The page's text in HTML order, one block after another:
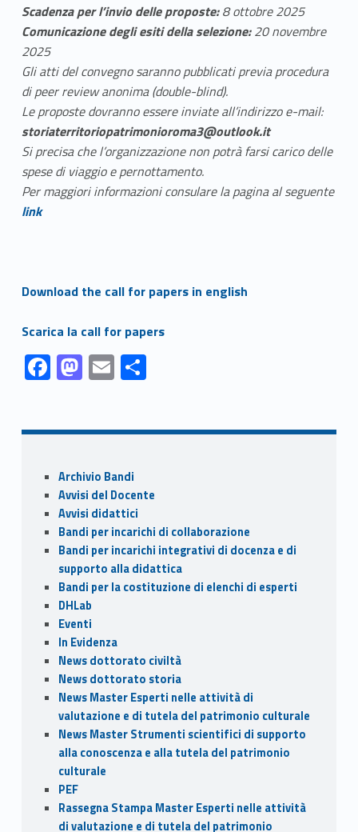
Scadenza per l’invio delle proposte:8 ottobre 2025
Comunicazione degli esiti della selezione:20 novembre
2025
Gli atti del convegno saranno pubblicati previa procedura
di peer review anonima (double-blind).
Le proposte dovranno essere inviate all’indirizzo e-mail:
storiaterritoriopatrimonioroma3@outlook.it
Si precisa che l’organizzazione non potrà farsi carico delle
spese di viaggio e pernottamento.
Per maggiori informazioni consulare la pagina al seguente
Link identifier #identifier__105286-1
link
Link identifier #identifier__50449-2
Download the call for papers in english
Link identifier #identifier__27413-3
Scarica la call for papers
Link identifier #identifier__85089-1
F
ac
b
o
o
k
Link identifier #identifier__75431-2 M
as
d
o
n
Link identifier #identifier__104964-3 E
m
l
Link identifier #identifier__59355-4 C
o
di
di
Sidebar
Archivio Bandi
Avvisi del Docente
Avvisi didattici
Bandi per incarichi di collaborazione
Bandi per incarichi integrativi di docenza e di
supporto alla didattica
Bandi per la costituzione di elenchi di esperti
DHLab
Eventi
In Evidenza
News dottorato civiltà
News dottorato storia
News Master Esperti nelle attività di
valutazione e di tutela del patrimonio culturale
News Master Strumenti scientifici di supporto
alla conoscenza e alla tutela del patrimonio
culturale
PEF
Rassegna Stampa Master Esperti nelle attività
di valutazione e di tutela del patrimonio